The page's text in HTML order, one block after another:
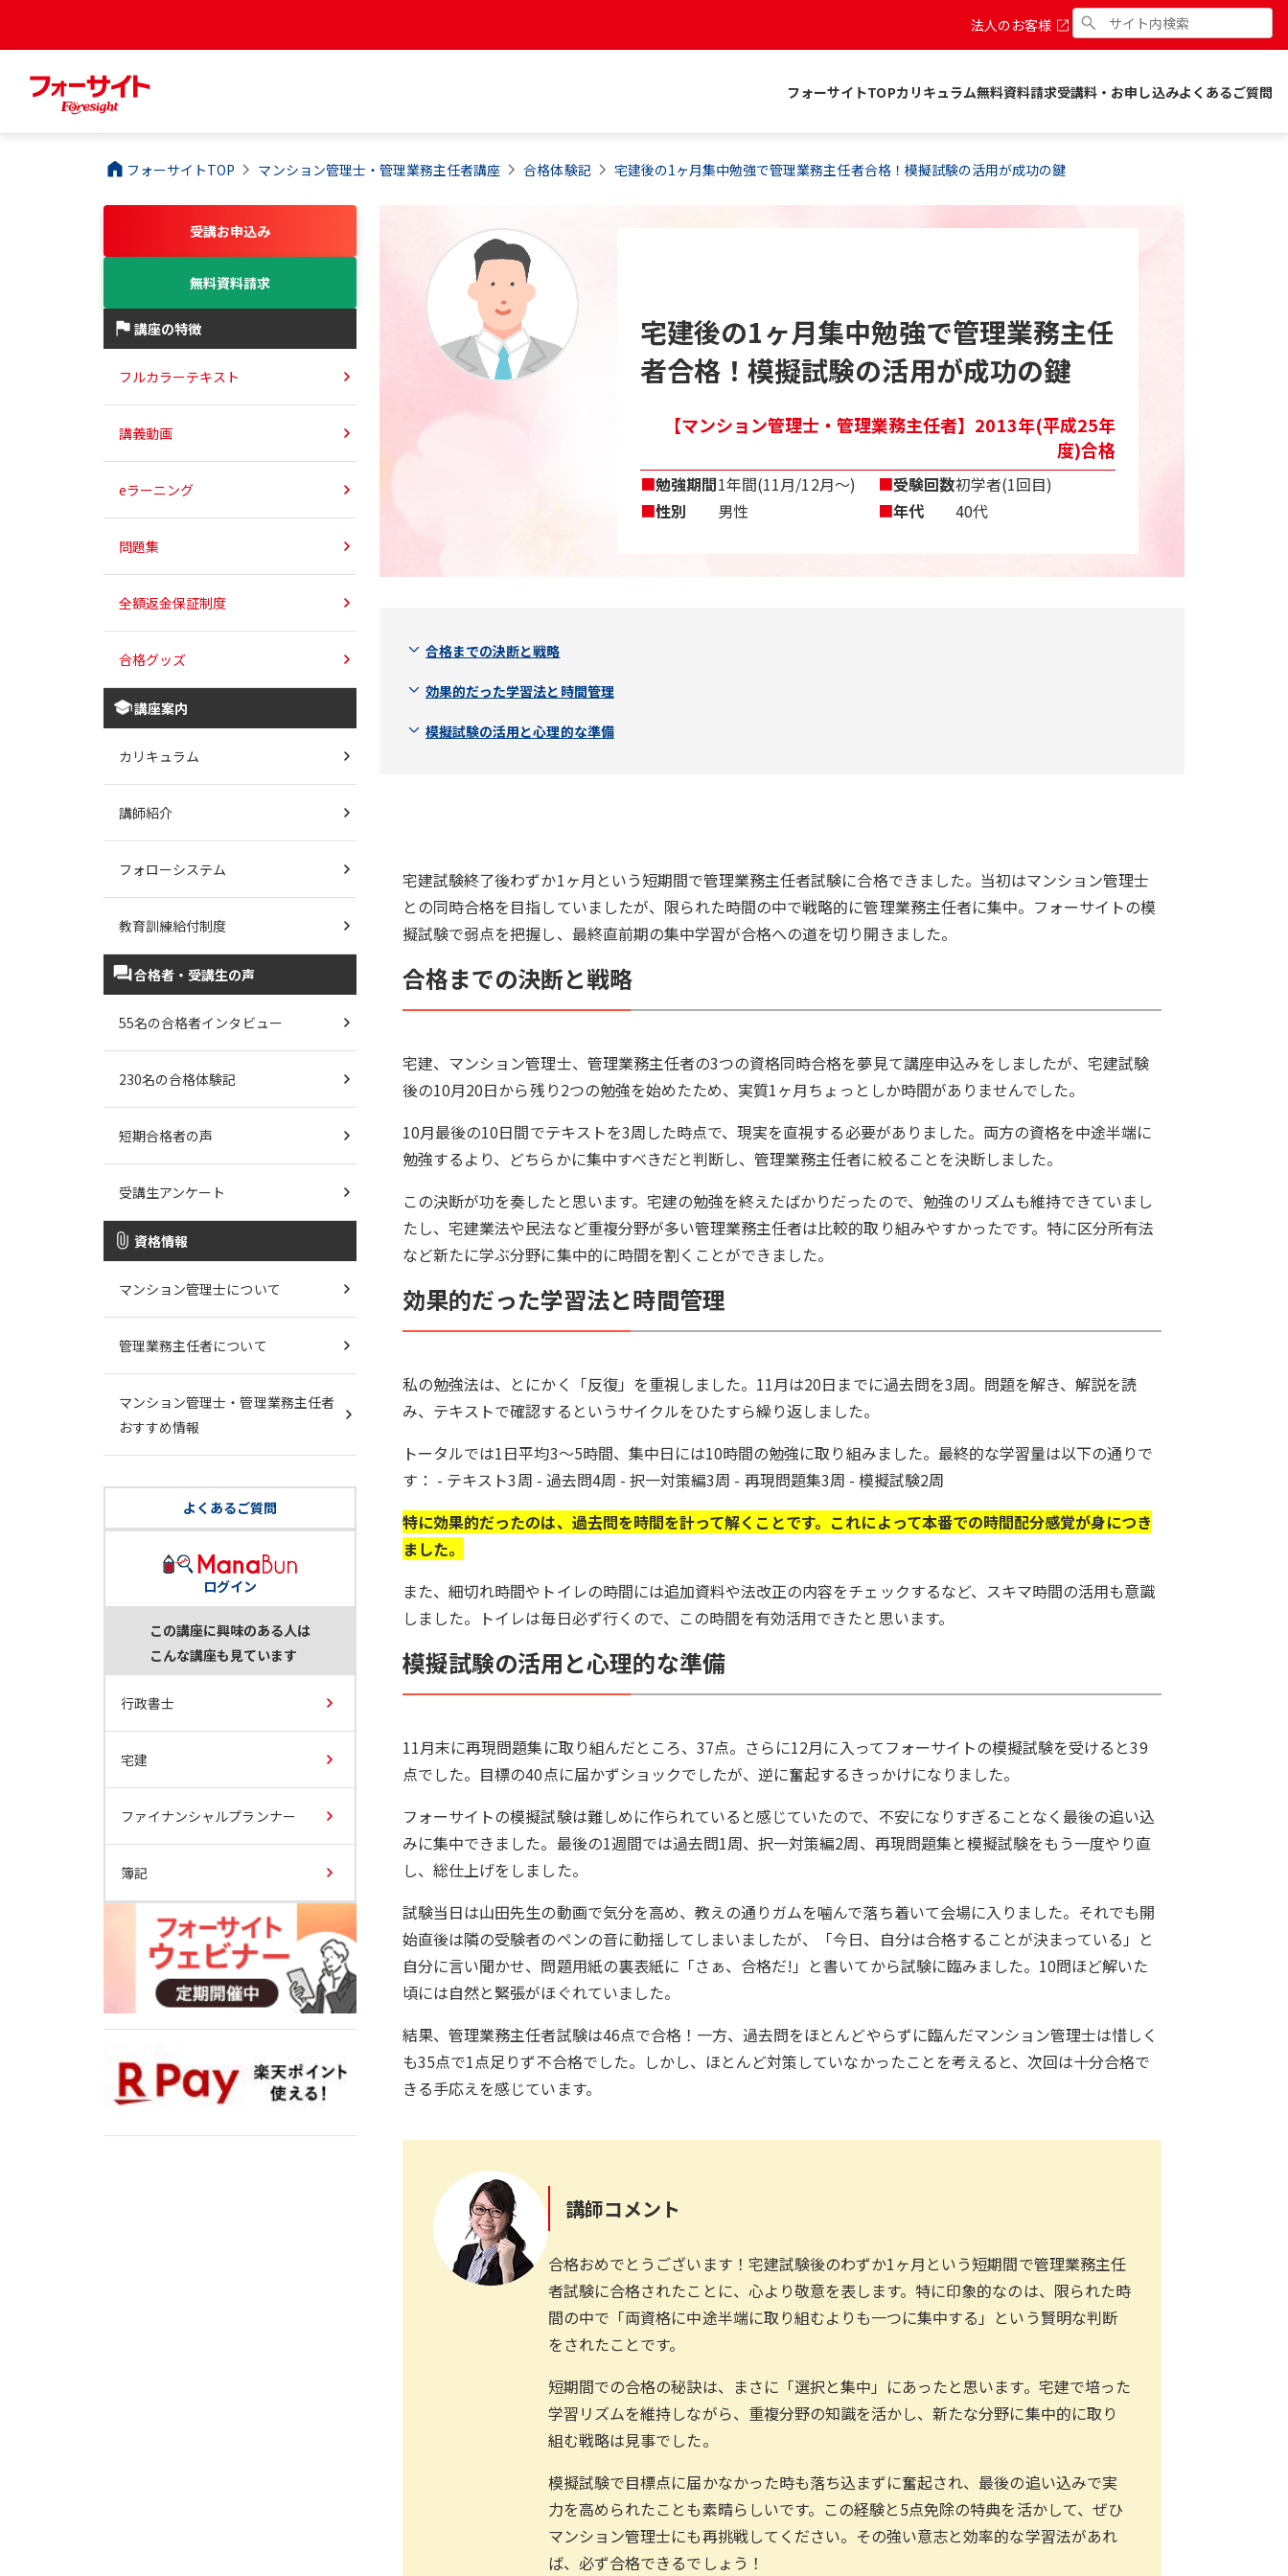
法人のお客様
フォーサイトTOPカリキュラム無料資料請求受講料・お申し込みよくあるご質問
フォーサイトTOP マンション管理士・管理業務主任者講座 合格体験記 宅建後の1ヶ月集中勉強で管理業務主任者合格！模擬試験の活用が成功の鍵
宅建後の1ヶ月集中勉強で管理業務主任
者合格！模擬試験の活用が成功の鍵
【マンション管理士・管理業務主任者】2013年(平成25年
度)合格
■勉強期間1年間(11月/12月〜)
■性別 男性
■受験回数初学者(1回目)
■年代 40代
合格までの決断と戦略
効果的だった学習法と時間管理
模擬試験の活用と心理的な準備
宅建試験終了後わずか1ヶ月という短期間で管理業務主任者試験に合格できました。当初はマンション管理士
との同時合格を目指していましたが、限られた時間の中で戦略的に管理業務主任者に集中。フォーサイトの模
擬試験で弱点を把握し、最終直前期の集中学習が合格への道を切り開きました。
合格までの決断と戦略
宅建、マンション管理士、管理業務主任者の3つの資格同時合格を夢見て講座申込みをしましたが、宅建試験
後の10月20日から残り2つの勉強を始めたため、実質1ヶ月ちょっとしか時間がありませんでした。
10月最後の10日間でテキストを3周した時点で、現実を直視する必要がありました。両方の資格を中途半端に
勉強するより、どちらかに集中すべきだと判断し、管理業務主任者に絞ることを決断しました。
この決断が功を奏したと思います。宅建の勉強を終えたばかりだったので、勉強のリズムも維持できていまし
たし、宅建業法や民法など重複分野が多い管理業務主任者は比較的取り組みやすかったです。特に区分所有法
など新たに学ぶ分野に集中的に時間を割くことができました。
効果的だった学習法と時間管理
私の勉強法は、とにかく「反復」を重視しました。11月は20日までに過去問を3周。問題を解き、解説を読
み、テキストで確認するというサイクルをひたすら繰り返しました。
トータルでは1日平均3～5時間、集中日には10時間の勉強に取り組みました。最終的な学習量は以下の通りで
す： - テキスト3周 - 過去問4周 - 択一対策編3周 - 再現問題集3周 - 模擬試験2周
特に効果的だったのは、過去問を時間を計って解くことです。これによって本番での時間配分感覚が身につき
ました。
また、細切れ時間やトイレの時間には追加資料や法改正の内容をチェックするなど、スキマ時間の活用も意識
しました。トイレは毎日必ず行くので、この時間を有効活用できたと思います。
模擬試験の活用と心理的な準備
11月末に再現問題集に取り組んだところ、37点。さらに12月に入ってフォーサイトの模擬試験を受けると39
点でした。目標の40点に届かずショックでしたが、逆に奮起するきっかけになりました。
フォーサイトの模擬試験は難しめに作られていると感じていたので、不安になりすぎることなく最後の追い込
みに集中できました。最後の1週間では過去問1周、択一対策編2周、再現問題集と模擬試験をもう一度やり直
し、総仕上げをしました。
試験当日は山田先生の動画で気分を高め、教えの通りガムを噛んで落ち着いて会場に入りました。それでも開
始直後は隣の受験者のペンの音に動揺してしまいましたが、「今日、自分は合格することが決まっている」と
自分に言い聞かせ、問題用紙の裏表紙に「さぁ、合格だ!」と書いてから試験に臨みました。10問ほど解いた
頃には自然と緊張がほぐれていました。
結果、管理業務主任者試験は46点で合格！一方、過去問をほとんどやらずに臨んだマンション管理士は惜しく
も35点で1点足りず不合格でした。しかし、ほとんど対策していなかったことを考えると、次回は十分合格で
きる手応えを感じています。
講師コメント
合格おめでとうございます！宅建試験後のわずか1ヶ月という短期間で管理業務主任
者試験に合格されたことに、心より敬意を表します。特に印象的なのは、限られた時
間の中で「両資格に中途半端に取り組むよりも一つに集中する」という賢明な判断
をされたことです。
短期間での合格の秘訣は、まさに「選択と集中」にあったと思います。宅建で培った
学習リズムを維持しながら、重複分野の知識を活かし、新たな分野に集中的に取り
組む戦略は見事でした。
模擬試験で目標点に届かなかった時も落ち込まずに奮起され、最後の追い込みで実
力を高められたことも素晴らしいです。この経験と5点免除の特典を活かして、ぜひ
マンション管理士にも再挑戦してください。その強い意志と効率的な学習法があれ
ば、必ず合格できるでしょう！
受講お申込み
無料資料請求
講座の特徴
フルカラーテキスト
講義動画
eラーニング
問題集
全額返金保証制度
合格グッズ
講座案内
カリキュラム
講師紹介
フォローシステム
教育訓練給付制度
合格者・受講生の声
55名の合格者インタビュー
230名の合格体験記
短期合格者の声
受講生アンケート
資格情報
マンション管理士について
管理業務主任者について
マンション管理士・管理業務主任者
おすすめ情報
よくあるご質問
ログイン
この講座に興味のある人は
こんな講座も見ています
行政書士
宅建
ファイナンシャルプランナー
簿記